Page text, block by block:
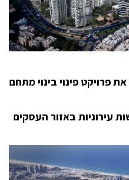
פרויקט פינוי בינוי מתחם
עירוניות באזור העסקים